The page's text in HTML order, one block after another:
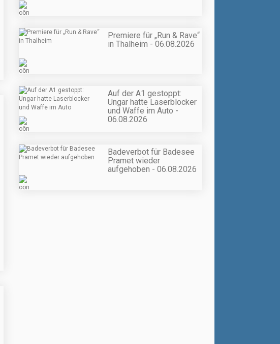
Premiere für „Run & Rave“
in Thalheim - 06.08.2026
Auf der A1 gestoppt:
Ungar hatte Laserblocker
und Waffe im Auto -
06.08.2026
Badeverbot für Badesee
Pramet wieder
aufgehoben - 06.08.2026